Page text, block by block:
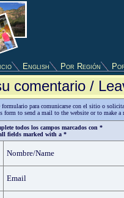
English Por Región
comentario /
para comunicarse con el sitio o
form to send a mail to the website or to make
todos los campos marcados con *
fields marked with a *
Nombre/Name
Email